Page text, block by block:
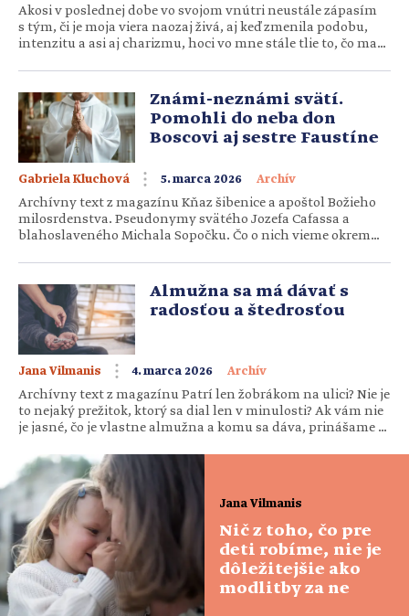
Akosi v poslednej dobe vo svojom vnútri neustále zápasím
s tým, či je moja viera naozaj živá, aj keď zmenila podobu,
intenzitu a asi aj charizmu, hoci vo mne stále tlie to, čo ma
Prísne súdim samu seba a vzťah k Bohu prirovnávam k
tomu, ako by jednal dobrý otec […]Známi-neznámi svätí.
Pomohli do neba don
Boscovi aj sestre Faustíne
Gabriela Kluchová 5. marca 2026 Archív
Archívny text z magazínu Kňaz šibenice a apoštol Božieho
milosrdenstva. Pseudonymy svätého Jozefa Cafassa a
blahoslaveného Michala Sopočku. Čo o nich vieme okrem
a svätej sestry Faustíny? Mnohí svätí mali svojich
duchovných sprievodcov, ktorí však často nie sú takí známi
ako ich „zverenci“. Pritom majú veľkú […]
Almužna sa má dávať s
radosťou a štedrosťou
Jana Vilmanis 4. marca 2026 Archív
Archívny text z magazínu Patrí len žobrákom na ulici? Nie je
to nejaký prežitok, ktorý sa dial len v minulosti? Ak vám nie
je jasné, čo je vlastne almužna a komu sa dáva, prinášame
strane, ako ju nedávať, aby neurobila viac škody ako pomoci.
Slovo […]
Jana Vilmanis
Nič z toho, čo pre
deti robíme, nie je
dôležitejšie ako
modlitby za ne